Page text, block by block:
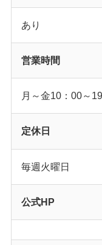
あり
営業時間
月～金10：00～
定休日
毎週火曜日
公式HP